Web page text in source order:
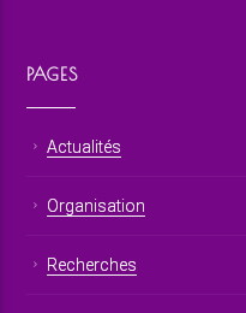
PAGES
Actualités
Organisation
Recherches